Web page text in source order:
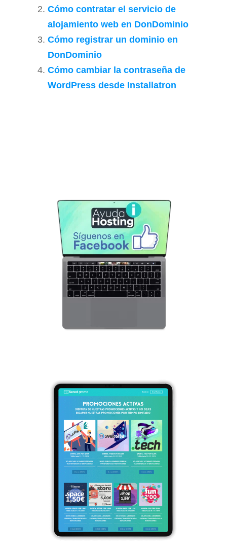
Cómo contratar el servicio de
alojamiento web en DonDominio
Cómo registrar un dominio en
DonDominio
Cómo cambiar la contraseña de
WordPress desde Installatron